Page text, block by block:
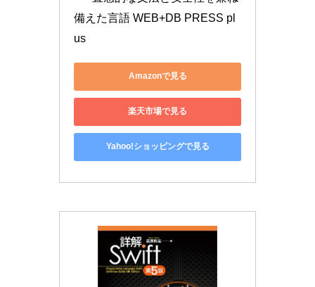
備えた言語 WEB+DB PRESS pl
us
Amazonで見る
楽天市場で見る
Yahoo!ショッピングで見る